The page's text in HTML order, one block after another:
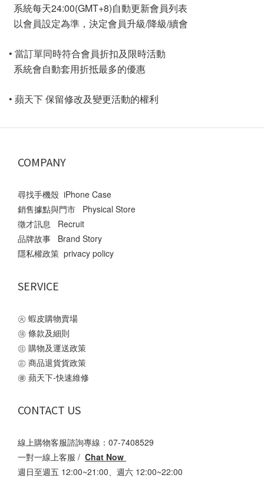
系統每天24:00(GMT+8)自動更新會員列表
以會員設定為準，決定會員升級/降級/續會
• 當訂單同時符合會員折扣及限時活動
系統會自動套用折抵最多的優惠
• 蘋天下 保留修改及變更活動的權利
COMPANY
尋找手機殼 iPhone Case
銷售據點與門市 Physical Store
徵才訊息 Recruit
品牌故事 Brand Story
隱私權政策 privacy policy
SERVICE
㊋ 蝦皮購物賣場
㊠ 條款及細則
㊟ 購物及運送政策
㊣ 商品退貨貨政策
㊝ 蘋天下-快速維修
CONTACT US
線上購物客服諮詢專線：07-7408529
一對一線上客服 / Chat Now
週日至週五 12:00~21:00、週六 12:00~22:00